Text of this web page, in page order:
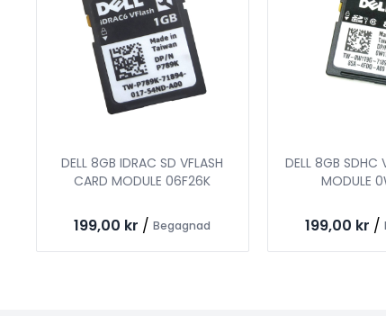
DELL 8GB IDRAC SD VFLASH
CARD MODULE 06F26K
199,00 kr / Begagnad
DELL 8GB SDHC
MODULE
199,00 kr /